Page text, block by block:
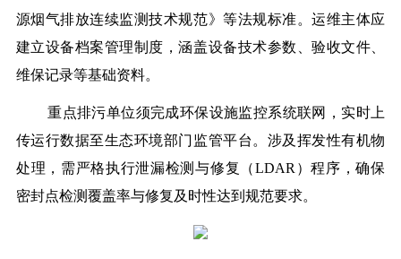
源烟气排放连续监测技术规范》等法规标准。运维主体应
建立设备档案管理制度，涵盖设备技术参数、验收文件、
维保记录等基础资料。
重点排污单位须完成环保设施监控系统联网，实时上
传运行数据至生态环境部门监管平台。涉及挥发性有机物
处理，需严格执行泄漏检测与修复（LDAR）程序，确保
密封点检测覆盖率与修复及时性达到规范要求。